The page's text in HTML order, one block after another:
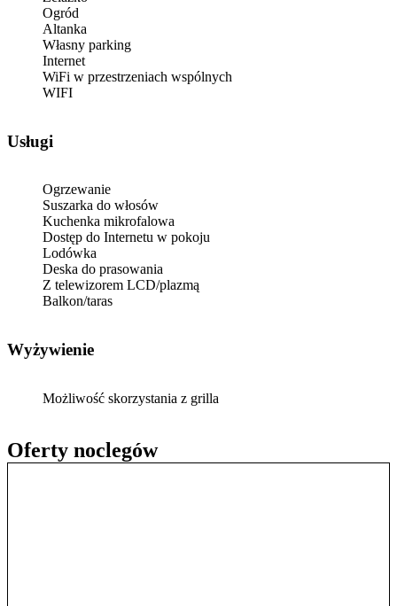
Oferty noclegów
Ogród
Altanka
Własny parking
Internet
WiFi w przestrzeniach wspólnych
WIFI
Usługi
Ogrzewanie
Suszarka do włosów
Kuchenka mikrofalowa
Dostęp do Internetu w pokoju
Lodówka
Deska do prasowania
Z telewizorem LCD/plazmą
Balkon/taras
Wyżywienie
Możliwość skorzystania z grilla